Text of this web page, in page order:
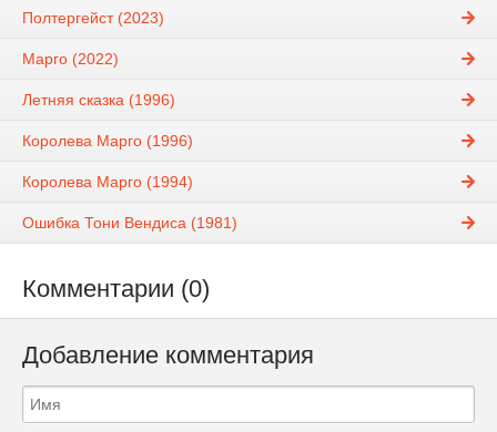
Полтергейст (2023)
Марго (2022)
Летняя сказка (1996)
Королева Марго (1996)
Королева Марго (1994)
Ошибка Тони Вендиса (1981)
Комментарии (0)
Добавление комментария